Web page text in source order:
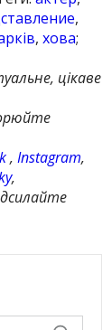
,
,хова;
цікаве
,Instagram,
,